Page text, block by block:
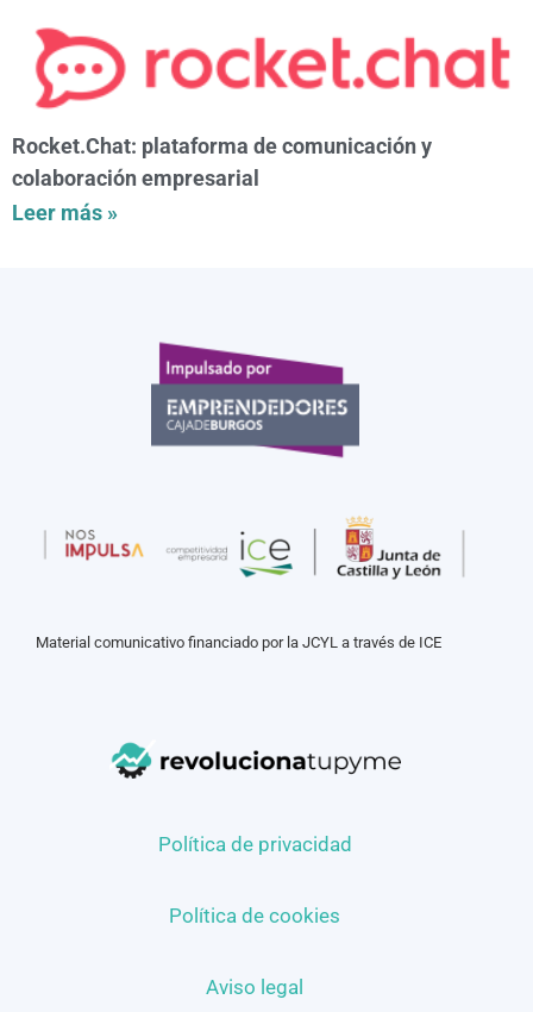
Rocket.Chat: plataforma de comunicación y
colaboración empresarial
Leer más »
Material comunicativo financiado por la JCYL a través de ICE
Política de privacidad
Política de cookies
Aviso legal